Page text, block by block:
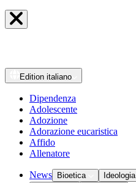
Edition italiano
Dipendenza
Adolescente
Adozione
Adorazione eucaristica
Affido
Allenatore
News Bioetica Ideologia